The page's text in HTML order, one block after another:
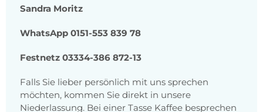
Sandra Moritz
WhatsApp 0151-553 839 78
Festnetz 03334-386 872-13
Falls Sie lieber persönlich mit uns sprechen
möchten, kommen Sie direkt in unsere
Niederlassung. Bei einer Tasse Kaffee besprechen